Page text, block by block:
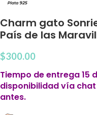
Charm gato
País de las
$300.00
Tiempo de entrega
disponibilidad vía
antes.